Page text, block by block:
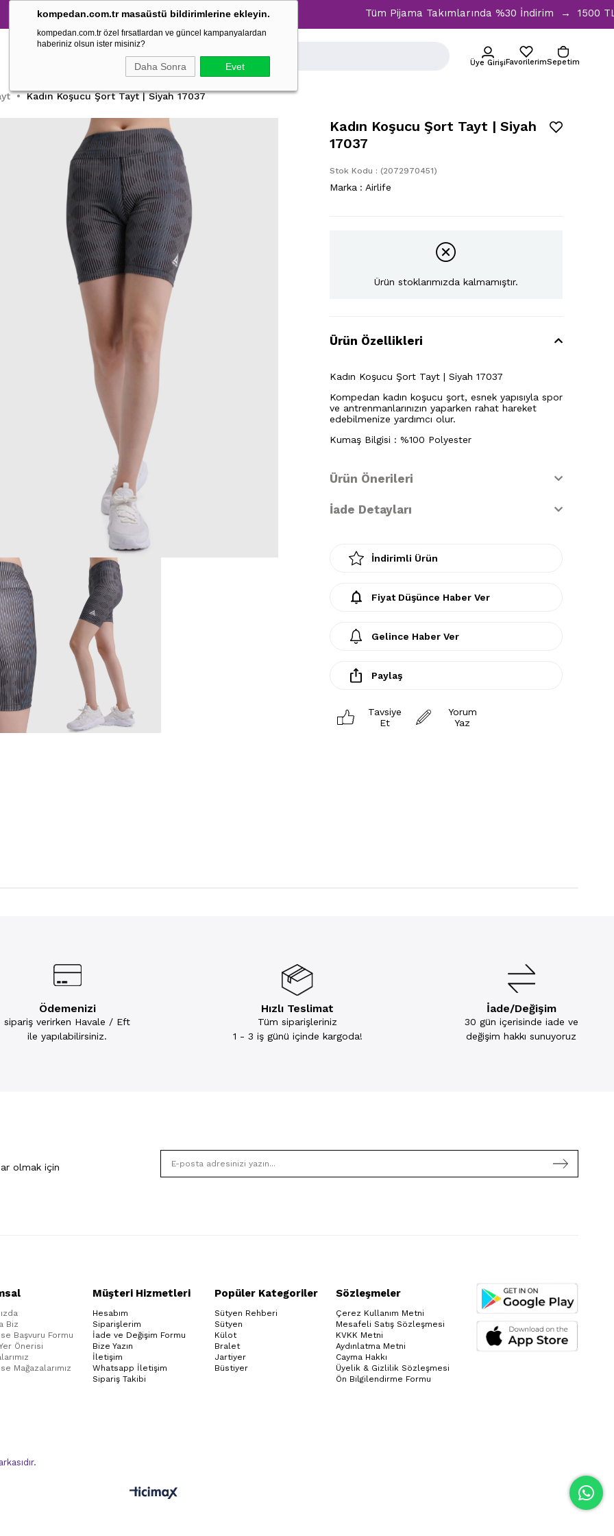
kompedan.com.tr masaüstü bildirimlerine ekleyin.
kompedan.com.tr özel fırsatlardan ve güncel kampanyalardan
haberiniz olsun ister misiniz?
Daha Sonra Evet
Tüm Pijama Takımlarında %30 İndirim → 1500
Üye GirişiFavorilerimSepetim
Kadın Koşucu Şort Tayt | Siyah 17037
Kadın Koşucu Şort Tayt | Siyah
17037
Stok Kodu (2072970451)
Marka : Airlife
Ürün stoklarımızda kalmamıştır.
Ürün Özellikleri
Kadın Koşucu Şort Tayt | Siyah 17037
Kompedan kadın koşucu şort, esnek yapısıyla spor
ve antrenmanlarınızın yaparken rahat hareket
edebilmenize yardımcı olur.
Kumaş Bilgisi : %100 Polyester
Ürün Önerileri
İade Detayları
İndirimli Ürün
Fiyat Düşünce Haber Ver
Gelince Haber Ver
Paylaş
Tavsiye
Et
Yorum
Yaz
Ödemenizi
sipariş verirken Havale / Eft
ile yapılabilirsiniz.
Hızlı Teslimat
Tüm siparişleriniz
1 - 3 iş günü içinde kargoda!
İade/Değişim
30 gün içerisinde iade ve
değişim hakkı sunuyoruz
olmak için
Biz
Başvuru Formu
Önerisi
Mağazalarımız
Müşteri Hizmetleri
Hesabım
Siparişlerim
İade ve Değişim Formu
Bize Yazın
İletişim
Whatsapp İletişim
Sipariş Takibi
Popüler Kategoriler
Sütyen Rehberi
Sütyen
Külot
Bralet
Jartiyer
Büstiyer
Sözleşmeler
Çerez Kullanım Metni
Mesafeli Satış Sözleşmesi
KVKK Metni
Aydınlatma Metni
Cayma Hakkı
Üyelik & Gizlilik Sözleşmesi
Ön Bilgilendirme Formu